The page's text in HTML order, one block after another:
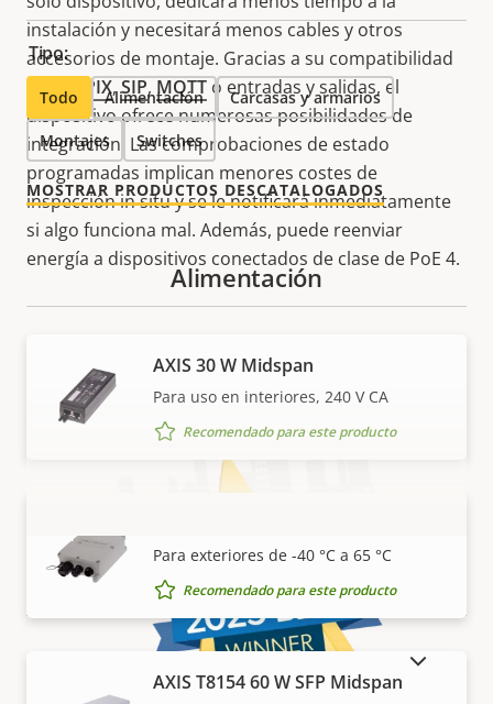
instalación y necesitará menos cables y otros
accesorios de montaje. Gracias a su compatibilidad
con
VAPIX,SIP, MQTT o entradas y salidas, el
dispositivo ofrece numerosas posibilidades de
integración. Las comprobaciones de estado
programadas implican menores costes de
inspección in situ y se le notificará inmediatamente
si algo funciona mal. Además, puede reenviar
energía a dispositivos conectados de clase de PoE 4.
Premios y acreditaciones
Tipo:
Todo Alimentación Carcasas y armarios
Montajes Switches
MOSTRAR PRODUCTOS DESCATALOGADOS
VISUALIZAR MÁS
Alimentación
AXIS 30 W Midspan
Para uso en interiores, 240 V CA
Recomendado para este producto
Para exteriores de -40 °C a 65 °C
Recomendado para este producto
AXIS T8154 60 W SFP Midspan